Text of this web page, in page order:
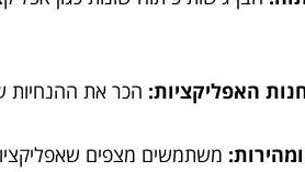
האפליקציות: הכר את ההנחיות
משתמשים מצפים